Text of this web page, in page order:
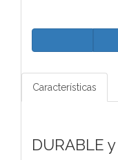
Características
DURABLE